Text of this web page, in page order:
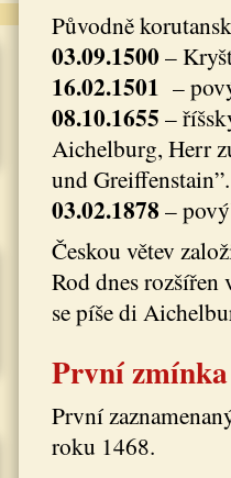
Původně
03.09.1500–
16.02.1501 –
08.10.1655 –
und Greiffenstain”.
03.02.1878 –
Českou větev
Rod dnes
se píše di
První zmínka
První
roku 1468.